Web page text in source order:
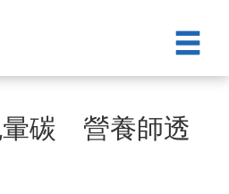
暈碳 營養師透